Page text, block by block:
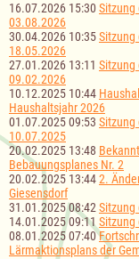
16.07.2026 15:30 Sitzung
03.08.2026
30.04.2026 10:35Sitzung
18.05.2026
27.01.2026 13:11 Sitzung
09.02.2026
10.12.2025 10:44
Haushaltsjahr 2026
01.07.2025 09:53 Sitzung
10.07.2025
20.02.2025 13:48
Bebauungsplanes Nr. 2
20.02.2025 13:442.
Giesensdorf
31.01.2025 08:42 Sitzung
14.01.2025 09:11 Sitzung
08.01.2025 07:40
Lärmaktionsplans der